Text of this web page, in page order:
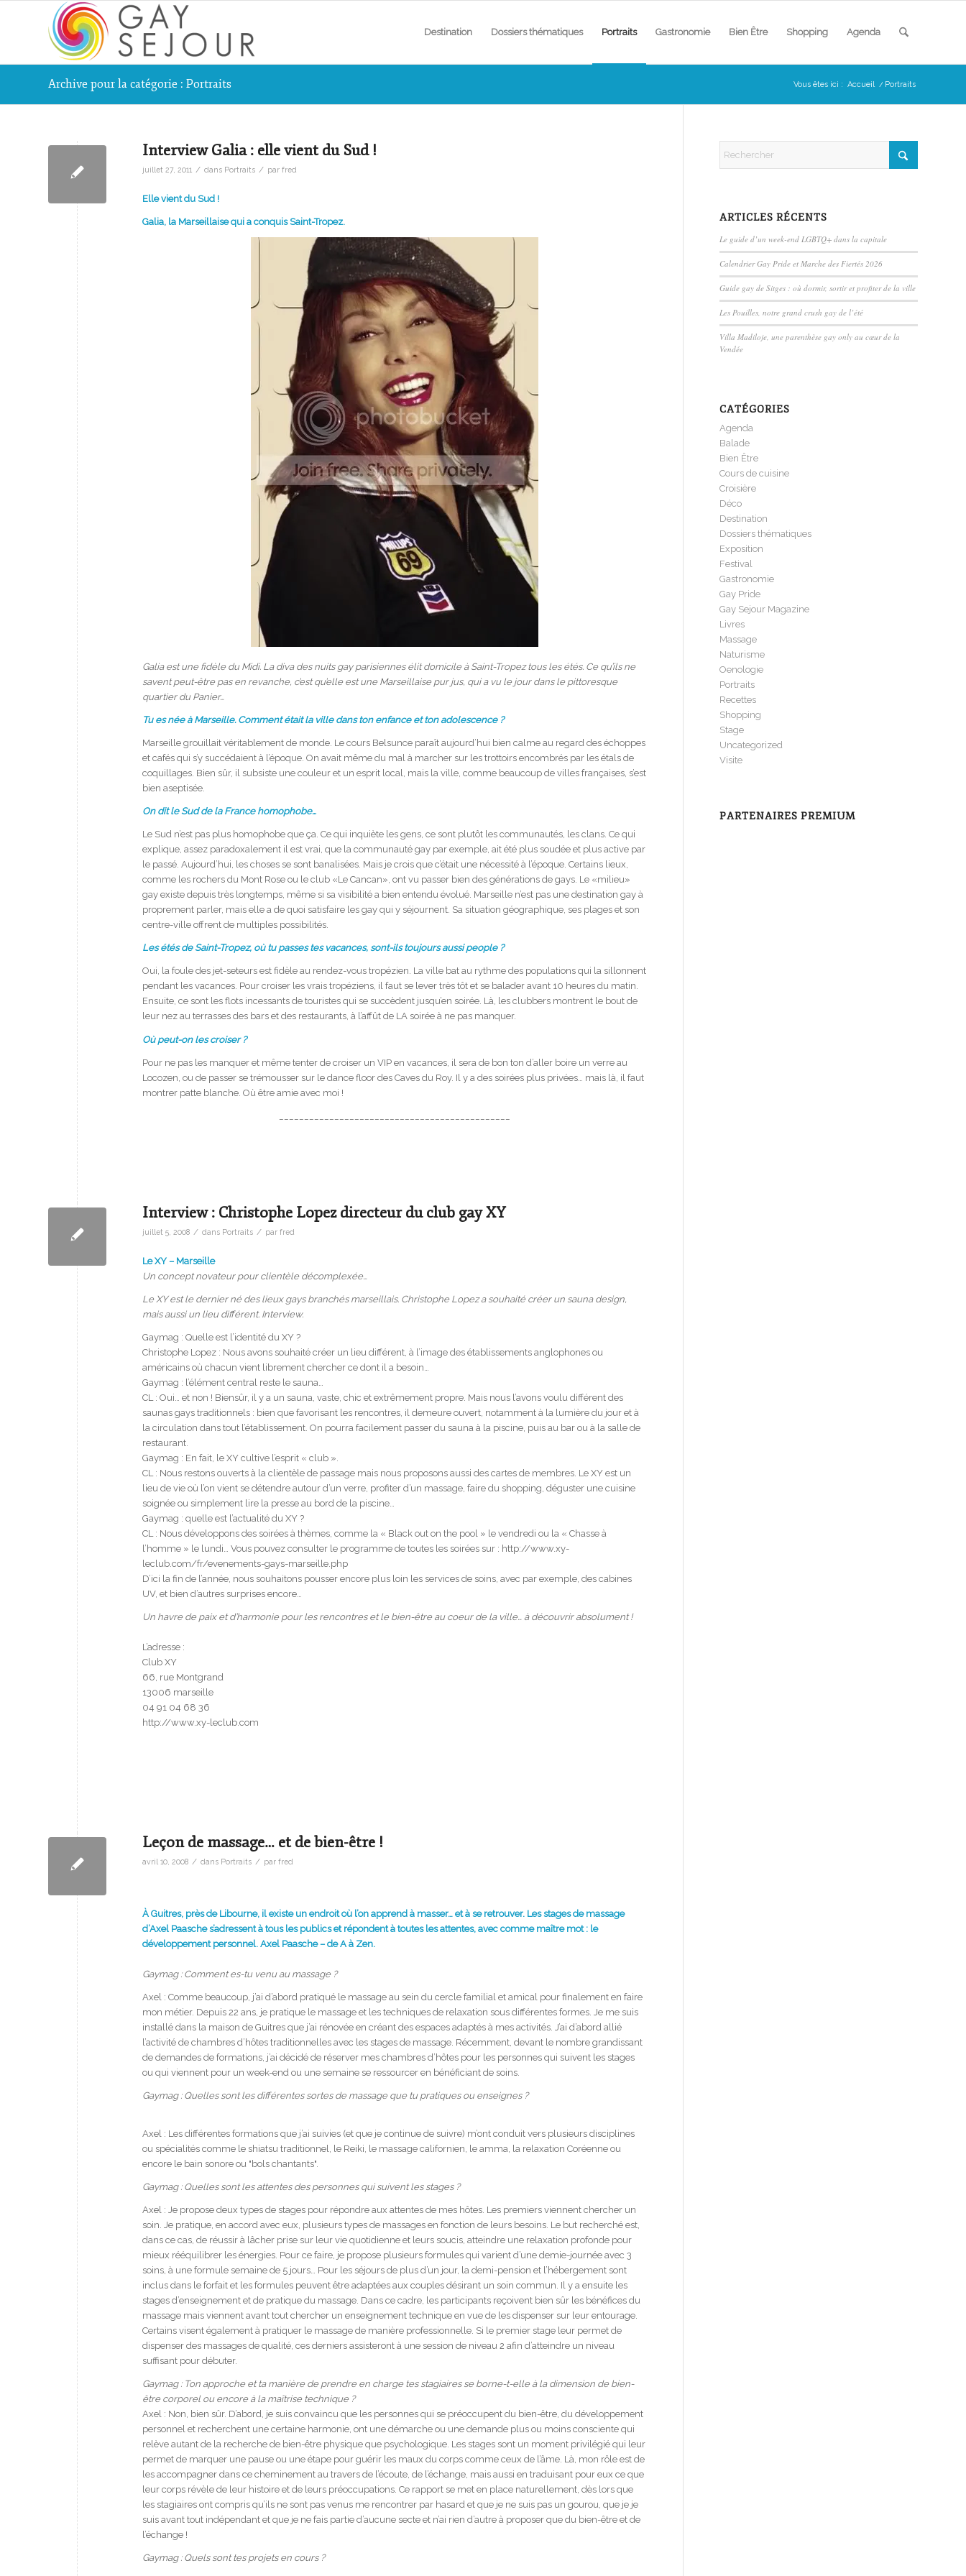
Destination Dossiers thématiques Portraits Gastronomie Bien Être Shopping Agenda
Archive pour la catégorie : Portraits Vous êtes ici : Accueil / Portraits
Interview Galia : elle vient du Sud !
juillet 27, 2011 / dans Portraits / par fred
Elle vient du Sud !
Galia, la Marseillaise qui a conquis Saint-Tropez.
Galia est une fidèle du Midi. La diva des nuits gay parisiennes élit domicile à Saint-Tropez tous les étés. Ce qu’ils ne
savent peut-être pas en revanche, c’est qu’elle est une Marseillaise pur jus, qui a vu le jour dans le pittoresque
quartier du Panier…
Tu es née à Marseille. Comment était la ville dans ton enfance et ton adolescence ?
Marseille grouillait véritablement de monde. Le cours Belsunce paraît aujourd’hui bien calme au regard des échoppes
et cafés qui s’y succédaient à l’époque. On avait même du mal à marcher sur les trottoirs encombrés par les étals de
coquillages. Bien sûr, il subsiste une couleur et un esprit local, mais la ville, comme beaucoup de villes françaises, s’est
bien aseptisée.
On dit le Sud de la France homophobe…
Le Sud n’est pas plus homophobe que ça. Ce qui inquiète les gens, ce sont plutôt les communautés, les clans. Ce qui
explique, assez paradoxalement il est vrai, que la communauté gay par exemple, ait été plus soudée et plus active par
le passé. Aujourd’hui, les choses se sont banalisées. Mais je crois que c’était une nécessité à l’époque. Certains lieux,
comme les rochers du Mont Rose ou le club «Le Cancan», ont vu passer bien des générations de gays. Le «milieu»
gay existe depuis très longtemps, même si sa visibilité a bien entendu évolué. Marseille n’est pas une destination gay à
proprement parler, mais elle a de quoi satisfaire les gay qui y séjournent. Sa situation géographique, ses plages et son
centre-ville offrent de multiples possibilités.
Les étés de Saint-Tropez, où tu passes tes vacances, sont-ils toujours aussi people ?
Oui, la foule des jet-seteurs est fidèle au rendez-vous tropézien. La ville bat au rythme des populations qui la sillonnent
pendant les vacances. Pour croiser les vrais tropéziens, il faut se lever très tôt et se balader avant 10 heures du matin.
Ensuite, ce sont les flots incessants de touristes qui se succèdent jusqu’en soirée. Là, les clubbers montrent le bout de
leur nez au terrasses des bars et des restaurants, à l’affût de LA soirée à ne pas manquer.
Où peut-on les croiser ?
Pour ne pas les manquer et même tenter de croiser un VIP en vacances, il sera de bon ton d’aller boire un verre au
Locozen, ou de passer se trémousser sur le dance floor des Caves du Roy. Il y a des soirées plus privées… mais là, il faut
montrer patte blanche. Où être amie avec moi !
Interview : Christophe Lopez directeur du club gay XY
juillet 5, 2008 / dans Portraits / par fred
Le XY – Marseille
Un concept novateur pour clientèle décomplexée…
Le XY est le dernier né des lieux gays branchés marseillais. Christophe Lopez a souhaité créer un sauna design,
mais aussi un lieu différent. Interview.
Gaymag : Quelle est l’identité du XY ?
Christophe Lopez : Nous avons souhaité créer un lieu différent, à l’image des établissements anglophones ou
américains où chacun vient librement chercher ce dont il a besoin…
Gaymag : l’élément central reste le sauna…
CL : Oui… et non ! Biensûr, il y a un sauna, vaste, chic et extrêmement propre. Mais nous l’avons voulu différent des
saunas gays traditionnels : bien que favorisant les rencontres, il demeure ouvert, notamment à la lumière du jour et à
la circulation dans tout l’établissement. On pourra facilement passer du sauna à la piscine, puis au bar ou à la salle de
restaurant.
Gaymag : En fait, le XY cultive l’esprit « club ».
CL : Nous restons ouverts à la clientèle de passage mais nous proposons aussi des cartes de membres. Le XY est un
lieu de vie où l’on vient se détendre autour d’un verre, profiter d’un massage, faire du shopping, déguster une cuisine
soignée ou simplement lire la presse au bord de la piscine…
Gaymag : quelle est l’actualité du XY ?
CL : Nous développons des soirées à thèmes, comme la « Black out on the pool » le vendredi ou la « Chasse à
l’homme » le lundi… Vous pouvez consulter le programme de toutes les soirées sur : http://www.xy-
leclub.com/fr/evenements-gays-marseille.php
D’ici la fin de l’année, nous souhaitons pousser encore plus loin les services de soins, avec par exemple, des cabines
UV, et bien d’autres surprises encore…
Un havre de paix et d’harmonie pour les rencontres et le bien-être au coeur de la ville… à découvrir absolument !
L’adresse :
Club XY
66, rue Montgrand
13006 marseille
04 91 04 68 36
http://www.xy-leclub.com
Leçon de massage… et de bien-être !
avril 10, 2008 / dans Portraits / par fred
À Guitres, près de Libourne, il existe un endroit où l’on apprend à masser… et à se retrouver. Les stages de massage
d’Axel Paasche s’adressent à tous les publics et répondent à toutes les attentes, avec comme maître mot : le
développement personnel. Axel Paasche – de A à Zen.
Gaymag : Comment es-tu venu au massage ?
Axel : Comme beaucoup, j’ai d’abord pratiqué le massage au sein du cercle familial et amical pour finalement en faire
mon métier. Depuis 22 ans, je pratique le massage et les techniques de relaxation sous différentes formes. Je me suis
installé dans la maison de Guitres que j’ai rénovée en créant des espaces adaptés à mes activités. J’ai d’abord allié
l’activité de chambres d’hôtes traditionnelles avec les stages de massage. Récemment, devant le nombre grandissant
de demandes de formations, j’ai décidé de réserver mes chambres d’hôtes pour les personnes qui suivent les stages
ou qui viennent pour un week-end ou une semaine se ressourcer en bénéficiant de soins.
Gaymag : Quelles sont les différentes sortes de massage que tu pratiques ou enseignes ?
Axel : Les différentes formations que j’ai suivies (et que je continue de suivre) m’ont conduit vers plusieurs disciplines
ou spécialités comme le shiatsu traditionnel, le Reiki, le massage californien, le amma, la relaxation Coréenne ou
encore le bain sonore ou "bols chantants".
Gaymag : Quelles sont les attentes des personnes qui suivent les stages ?
Axel : Je propose deux types de stages pour répondre aux attentes de mes hôtes. Les premiers viennent chercher un
soin. Je pratique, en accord avec eux, plusieurs types de massages en fonction de leurs besoins. Le but recherché est,
dans ce cas, de réussir à lâcher prise sur leur vie quotidienne et leurs soucis, atteindre une relaxation profonde pour
mieux rééquilibrer les énergies. Pour ce faire, je propose plusieurs formules qui varient d’une demie-journée avec 3
soins, à une formule semaine de 5 jours… Pour les séjours de plus d’un jour, la demi-pension et l’hébergement sont
inclus dans le forfait et les formules peuvent être adaptées aux couples désirant un soin commun. Il y a ensuite les
stages d’enseignement et de pratique du massage. Dans ce cadre, les participants reçoivent bien sûr les bénéfices du
massage mais viennent avant tout chercher un enseignement technique en vue de les dispenser sur leur entourage.
Certains visent également à pratiquer le massage de manière professionnelle. Si le premier stage leur permet de
dispenser des massages de qualité, ces derniers assisteront à une session de niveau 2 afin d’atteindre un niveau
suffisant pour débuter.
Gaymag : Ton approche et ta manière de prendre en charge tes stagiaires se borne-t-elle à la dimension de bien-
être corporel ou encore à la maîtrise technique ?
Axel : Non, bien sûr. D’abord, je suis convaincu que les personnes qui se préoccupent du bien-être, du développement
personnel et recherchent une certaine harmonie, ont une démarche ou une demande plus ou moins consciente qui
relève autant de la recherche de bien-être physique que psychologique. Les stages sont un moment privilégié qui leur
permet de marquer une pause ou une étape pour guérir les maux du corps comme ceux de l’âme. Là, mon rôle est de
les accompagner dans ce cheminement au travers de l’écoute, de l’échange, mais aussi en traduisant pour eux ce que
leur corps révèle de leur histoire et de leurs préoccupations. Ce rapport se met en place naturellement, dès lors que
les stagiaires ont compris qu’ils ne sont pas venus me rencontrer par hasard et que je ne suis pas un gourou, que je je
suis avant tout indépendant et que je ne fais partie d’aucune secte et n’ai rien d’autre à proposer que du bien-être et de
l’échange !
Gaymag : Quels sont tes projets en cours ?
ARTICLES RÉCENTS
Le guide d’un week-end LGBTQ+ dans la capitale
Calendrier Gay Pride et Marche des Fiertés 2026
Guide gay de Sitges : où dormir, sortir et profiter de la ville
Les Pouilles, notre grand crush gay de l’été
Villa Madiloje, une parenthèse gay only au cœur de la
Vendée
CATÉGORIES
Agenda
Balade
Bien Être
Cours de cuisine
Croisière
Déco
Destination
Dossiers thématiques
Exposition
Festival
Gastronomie
Gay Pride
Gay Sejour Magazine
Livres
Massage
Naturisme
Oenologie
Portraits
Recettes
Shopping
Stage
Uncategorized
Visite
PARTENAIRES PREMIUM